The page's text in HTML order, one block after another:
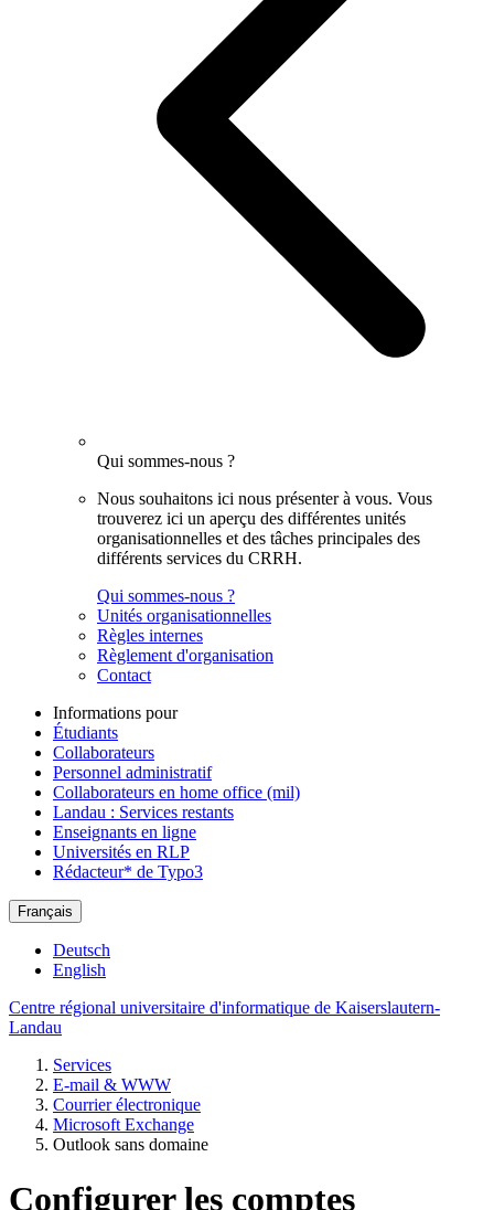
Qui sommes-nous ?
Nous souhaitons ici nous présenter à vous. Vous
trouverez ici un aperçu des différentes unités
organisationnelles et des tâches principales des
différents services du CRRH.
Qui sommes-nous ?
Unités organisationnelles
Règles internes
Règlement d'organisation
Contact
Informations pour
Étudiants
Collaborateurs
Personnel administratif
Collaborateurs en home office (mil)
Landau : Services restants
Enseignants en ligne
Universités en RLP
Rédacteur* de Typo3
Français
Deutsch
English
Centre régional universitaire d'informatique de Kaiserslautern-
Landau
Services
E-mail & WWW
Courrier électronique
Microsoft Exchange
Outlook sans domaine
Configurer les comptes